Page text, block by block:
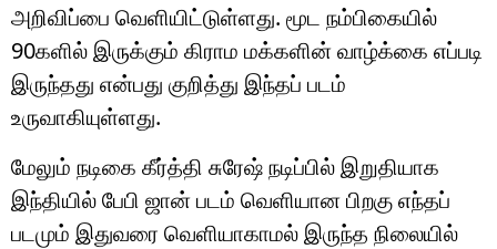
அறிவிப்பை வெளியிட்டுள்ளது. மூட நம்பிகையில்
90களில் இருக்கும் கிராம மக்களின் வாழ்க்கை எப்படி
இருந்தது என்பது குறித்து இந்தப் படம்
உருவாகியுள்ளது.
மேலும் நடிகை கீர்த்தி சுரேஷ் நடிப்பில் இறுதியாக
இந்தியில் பேபி ஜான் படம் வெளியான பிறகு எந்தப்
படமும் இதுவரை வெளியாகாமல் இருந்த நிலையில்